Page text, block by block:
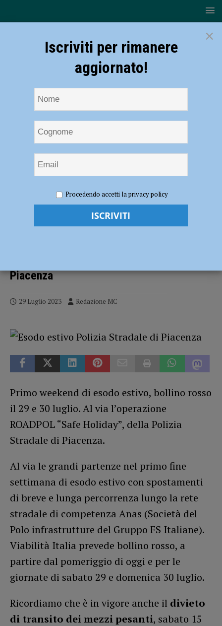
estivo, bollino rosso il 29 e 30 luglio. Al via l’operazione ROADPOL
“Safe Holiday”, della Polizia Stradale di Piacenza
Esodo estivo, bollino rosso il 29 e 30
Piacenza
29 Luglio 2023 Redazione MC
Primo weekend di esodo estivo, bollino rosso
il 29 e 30 luglio. Al via l’operazione
ROADPOL “Safe Holiday”, della Polizia
Stradale di Piacenza.
Al via le grandi partenze nel primo fine
settimana di esodo estivo con spostamenti
di breve e lunga percorrenza lungo la rete
stradale di competenza Anas (Società del
Polo infrastrutture del Gruppo FS Italiane).
Viabilità Italia prevede bollino rosso, a
partire dal pomeriggio di oggi e per le
giornate di sabato 29 e domenica 30 luglio.
Ricordiamo che è in vigore anche il divieto
di transito dei mezzi pesanti, sabato 15
×
Iscriviti per rimanere
aggiornato!
Procedendo accetti la privacy policy